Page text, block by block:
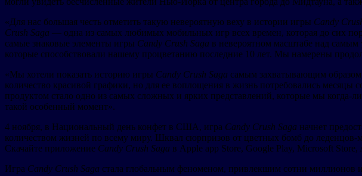
«Для нас большая честь отметить такую невероятную веху в истории игры Candy
Crush Saga — одна из самых любимых мобильных игр всех времен, которая до сих
самые знаковые элементы игры Candy Crush Saga в невероятном масштабе над
которые способствовали нашему процветанию последние 10 лет. Мы намерены
«Мы хотели показать историю игры Candy Crush Saga самым захватывающим
количество красивой графики, но для ее воплощения в жизнь потребовались
продуктом стало одно из самых сложных и ярких представлений, которые мы когда-
такой особенный момент».
4 ноября, в Национальный день конфет в США, игра Candy Crush Saga начнет
количеством жизней по всему миру. Шквал сюрпризов от цветных бомб до
Скачайте приложение Candy Crush Saga в Apple app Store, Google Play, Microsoft
Игра Candy Crush Saga стала глобальным феноменом, привлекшим сотни миллионов